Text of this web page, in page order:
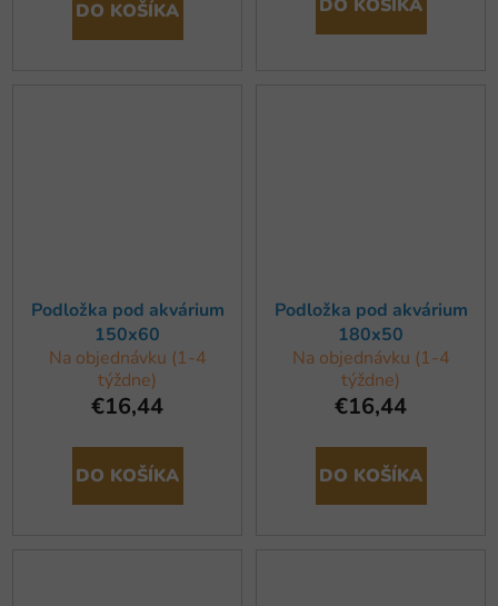
DO KOŠÍKA DO KOŠÍKA
Podložka pod akvárium
150x60
Na objednávku (1-4
týždne)
€16,44
DO KOŠÍKA
Podložka pod akvárium
180x50
Na objednávku (1-4
týždne)
€16,44
DO KOŠÍKA